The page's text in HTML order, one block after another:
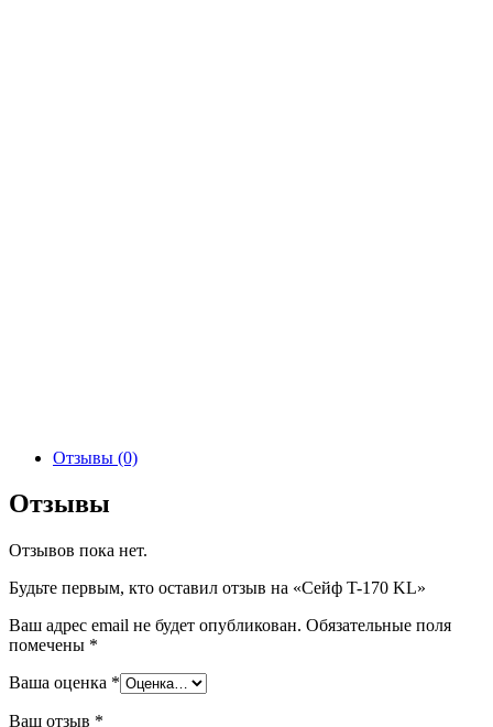
Отзывы (0)
Отзывы
Отзывов пока нет.
Будьте первым, кто оставил отзыв на «Сейф T-170 KL»
Ваш адрес email не будет опубликован. Обязательные поля
помечены *
Ваша оценка *
Ваш отзыв *